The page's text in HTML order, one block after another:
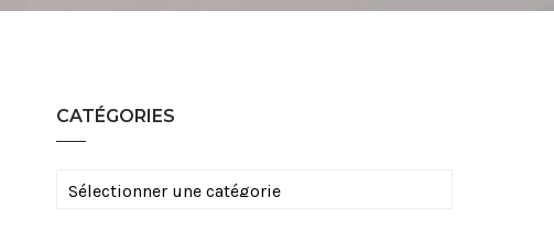
CATÉGORIES
Catégories